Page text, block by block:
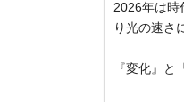
2026年は時
り光の速さ
『変化』と